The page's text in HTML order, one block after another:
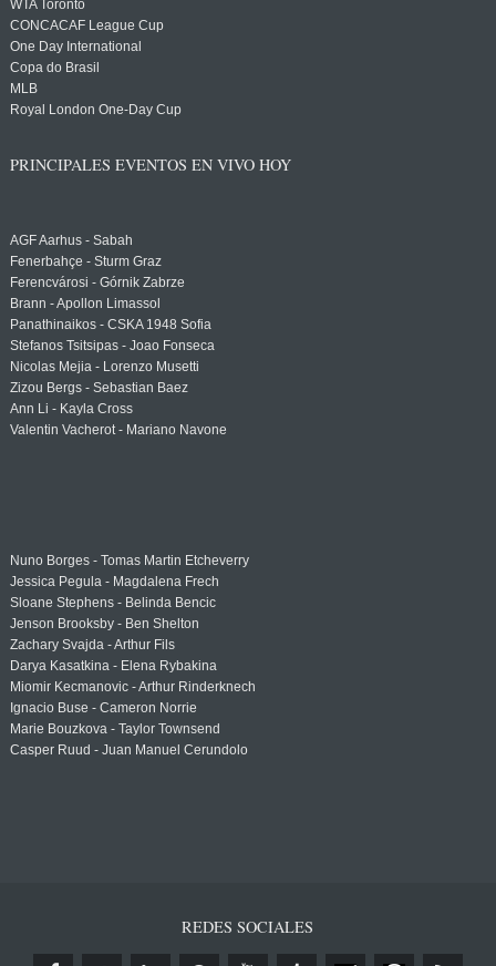
WTA Toronto
CONCACAF League Cup
One Day International
Copa do Brasil
MLB
Royal London One-Day Cup
PRINCIPALES EVENTOS EN VIVO HOY
AGF Aarhus - Sabah
Fenerbahçe - Sturm Graz
Ferencvárosi - Górnik Zabrze
Brann - Apollon Limassol
Panathinaikos - CSKA 1948 Sofia
Stefanos Tsitsipas - Joao Fonseca
Nicolas Mejia - Lorenzo Musetti
Zizou Bergs - Sebastian Baez
Ann Li - Kayla Cross
Valentin Vacherot - Mariano Navone
Nuno Borges - Tomas Martin Etcheverry
Jessica Pegula - Magdalena Frech
Sloane Stephens - Belinda Bencic
Jenson Brooksby - Ben Shelton
Zachary Svajda - Arthur Fils
Darya Kasatkina - Elena Rybakina
Miomir Kecmanovic - Arthur Rinderknech
Ignacio Buse - Cameron Norrie
Marie Bouzkova - Taylor Townsend
Casper Ruud - Juan Manuel Cerundolo
REDES SOCIALES